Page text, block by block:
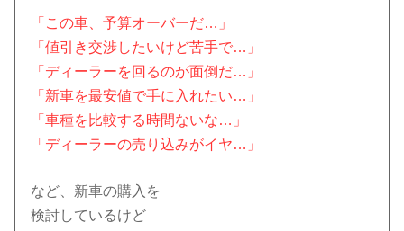
「この車、予算オーバーだ…」
「値引き交渉したいけど苦手で…」
「ディーラーを回るのが面倒だ…」
「新車を最安値で手に入れたい…」
「車種を比較する時間ないな…」
「ディーラーの売り込みがイヤ…」
など、新車の購入を
検討しているけど